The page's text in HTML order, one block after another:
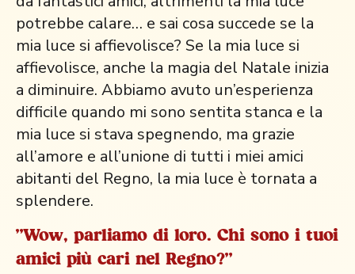
potrebbe calare… e sai cosa succede se la
mia luce si affievolisce? Se la mia luce si
affievolisce, anche la magia del Natale inizia
a diminuire. Abbiamo avuto un’esperienza
difficile quando mi sono sentita stanca e la
mia luce si stava spegnendo, ma grazie
all’amore e all’unione di tutti i miei amici
abitanti del Regno, la mia luce è tornata a
splendere.
"Wow, parliamo di loro. Chi sono i tuoi
amici più cari nel Regno?"